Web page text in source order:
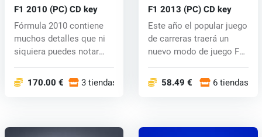
F1 2010 (PC) CD key
Fórmula 2010 contiene
muchos detalles que ni
siquiera puedes notar
170.00 € 3 tiendas
F1 2013 (PC) CD key
Este año el popular juego
de carreras traerá un
nuevo modo de juego F1
58.49 € 6 tiendas